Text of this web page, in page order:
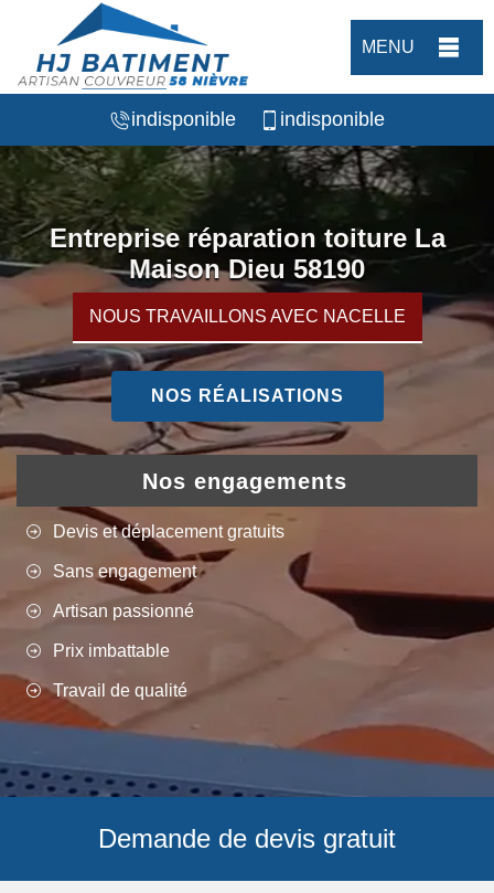
MENU
indisponible indisponible
Entreprise réparation toiture La
Maison Dieu 58190
NOUS TRAVAILLONS AVEC NACELLE
NOS RÉALISATIONS
Nos engagements
Devis et déplacement gratuits
Sans engagement
Artisan passionné
Prix imbattable
Travail de qualité
Demande de devis gratuit